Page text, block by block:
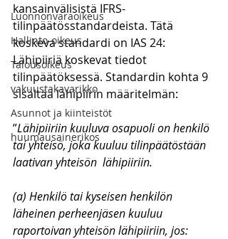
Luonnonvaraoikeus
Hallinto-oikeus
Talousoikeus
vakuustakavarikko
Asunnot ja kiinteistöt
huumausainerikos
kansainvälisistä IFRS-
tilinpäätösstandardeista. Tätä
koskeva standardi on IAS 24:
Lähipiiriä koskevat tiedot
tilinpäätöksessä. Standardin kohta 9
sisältää lähipiirin määritelmän:
”Lähipiiriin kuuluva osapuoli on henkilö
tai yhteisö, joka kuuluu tilinpäätöstään
laativan yhteisön  lähipiiriin.
(a) Henkilö tai kyseisen henkilön
läheinen perheenjäsen kuuluu
raportoivan yhteisön lähipiiriin, jos: